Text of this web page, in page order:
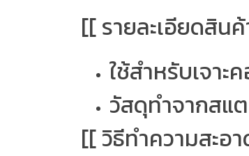
[[ รายละเอียดสิน
ใช้สำหรับเจา
วัสดุทำจากส
[[ วิธีทำความสะอ